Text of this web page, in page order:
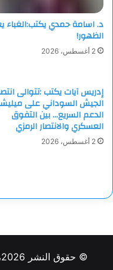
خاصة في قطاع غزة ) تحسنا
مستقبل أفضل، فهذا هو
د. اسامة حمدي يكتب:الغباء
الظهور!
2 أغسطس، 2026
إدريس آيات يكتب :تتوالى
الجيش السوداني على
الدعم السريع… بين التفوق
العسكري والانتصار الرمزي
2 أغسطس، 2026
© حقوق النشر 2026، جميع الحقوق محفوظة |